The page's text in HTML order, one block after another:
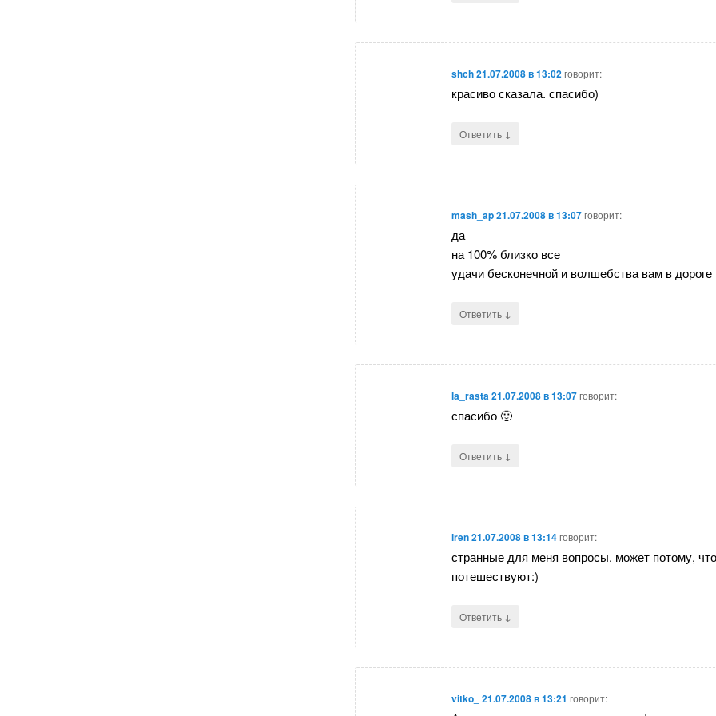
shch21.07.2008 в 13:02говорит:
красиво сказала. спасибо)
Ответить ↓
mash_ap21.07.2008 в 13:07говорит:
да
на 100% близко все
удачи бесконечной и волшебства вам в дороге
Ответить ↓
la_rasta 21.07.2008 в 13:07говорит:
спасибо 🙂
Ответить ↓
iren21.07.2008 в 13:14говорит:
странные для меня вопросы. может потому,
потешествуют:)
Ответить ↓
vitko_ 21.07.2008 в 13:21 говорит: